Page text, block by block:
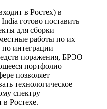
в Ростех) в
готово поставить
для сборки
работы по их
интеграции
поражения, БРЭО
портфолио
позволяет
технологическое
спектру
Ростехе.